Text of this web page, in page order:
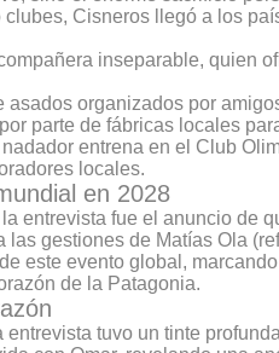
Cisneros llegó a los
inseparable, quien
asados organizados por
parte de fábricas locales
nadador entrena en el Club
locales.
en 2028
entrevista fue el anuncio de
las gestiones de Matías Ola
este evento global,
de la Patagonia.
tuvo un tinte